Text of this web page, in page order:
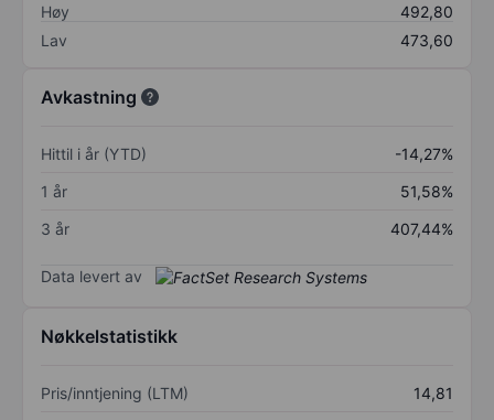
Høy
492,80
Lav
473,60
Avkastning
Hittil i år (YTD)
-14,27%
1 år
51,58%
3 år
407,44%
Data levert av
Nøkkelstatistikk
Pris/inntjening (LTM)
14,81